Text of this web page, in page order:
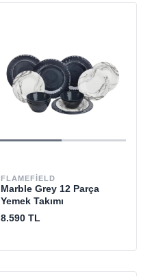
FLAMEFIELD
Marble Grey 12 Parça
Yemek Takımı
8.590 TL